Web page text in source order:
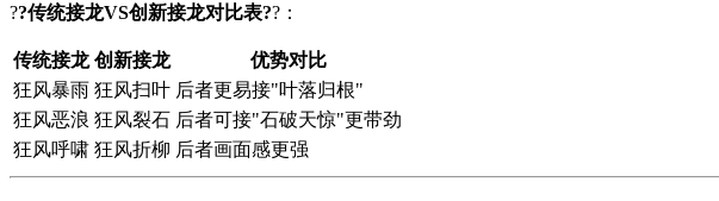
??传统接龙VS创新接龙对比表??：
传统接龙 创新接龙
优势对比
狂风暴雨 狂风扫叶 后者更易接"叶落归根"
狂风恶浪 狂风裂石 后者可接"石破天惊"更带劲
狂风呼啸 狂风折柳 后者画面感更强